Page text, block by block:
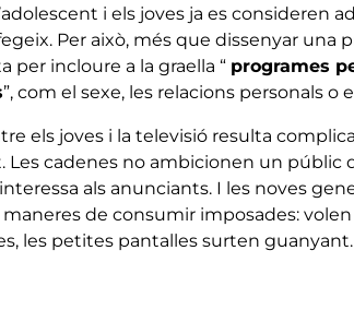
i els joves ja es consideren
Per això, més que dissenyar una
per incloure a la graella “ programes
”, com el sexe, les relacions personals o
els joves i la televisió resulta
cadenes no ambicionen un públic
als anunciants. I les noves
de consumir imposades:
les petites pantalles surten guanyant.